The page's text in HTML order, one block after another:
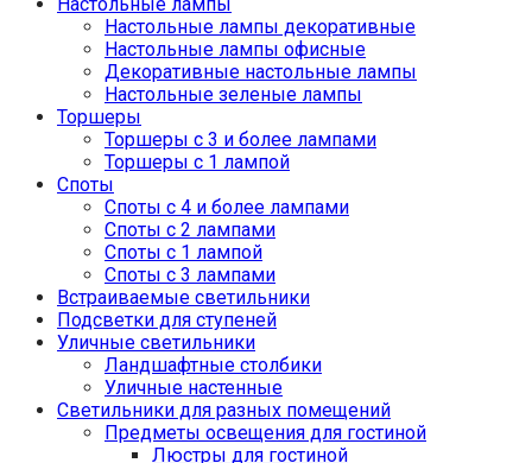
Настольные лампы декоративные
Настольные лампы офисные
Декоративные настольные лампы
Настольные зеленые лампы
Торшеры
Торшеры с 3 и более лампами
Торшеры с 1 лампой
Споты
Споты с 4 и более лампами
Споты с 2 лампами
Споты с 1 лампой
Споты с 3 лампами
Встраиваемые светильники
Подсветки для ступеней
Уличные светильники
Ландшафтные столбики
Уличные настенные
Светильники для разных помещений
Предметы освещения для гостиной
Люстры для гостиной